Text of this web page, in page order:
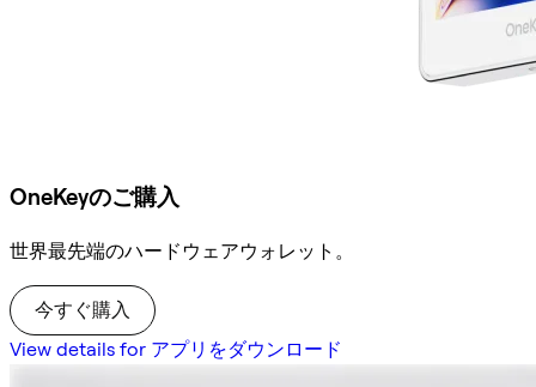
OneKeyのご購入
世界最先端のハードウェアウォレット。
今すぐ購入
View details for アプリをダウンロード